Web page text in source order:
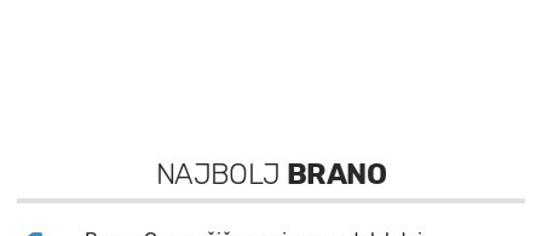
NAJBOLJ BRANO